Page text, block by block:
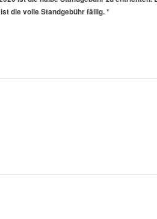
die volle Standgebühr fällig.*